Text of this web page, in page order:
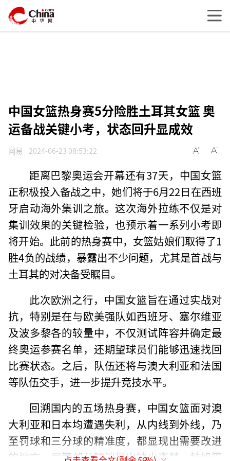
中国女篮热身赛5分险胜土耳其女篮 奥
运备战关键小考，状态回升显成效
网易 2024-06-23 08:53:22
距离巴黎奥运会开幕还有37天，中国女篮
正积极投入备战之中，她们将于6月22日在西班
牙启动海外集训之旅。这次海外拉练不仅是对
集训效果的关键检验，也预示着一系列小考即
将开始。此前的热身赛中，女篮姑娘们取得了1
胜4负的战绩，暴露出不少问题，尤其是首战与
土耳其的对决备受瞩目。
此次欧洲之行，中国女篮旨在通过实战对
抗，特别是在与欧美强队如西班牙、塞尔维亚
及波多黎各的较量中，不仅测试阵容并确定最
终奥运参赛名单，还期望球员们能够迅速找回
比赛状态。之后，队伍还将与澳大利亚和法国
等队伍交手，进一步提升竞技水平。
回溯国内的五场热身赛，中国女篮面对澳
大利亚和日本均遭遇失利，从内线到外线，乃
至罚球和三分球的精准度，都显现出需要改进
的地方。尽管部分球迷指出缺少李梦、韩旭等